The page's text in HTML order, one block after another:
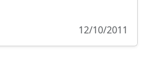
12/10/2011